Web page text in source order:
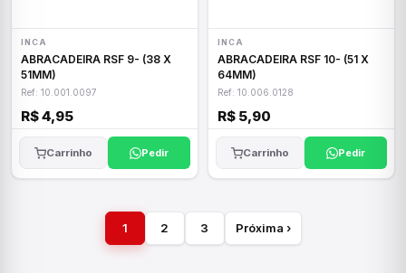
INCA
ABRACADEIRA RSF 9- (38 X
51MM)
Ref: 10.001.0097
R$ 4,95
Carrinho Pedir
INCA
ABRACADEIRA RSF 10- (51 X
64MM)
Ref: 10.006.0128
R$ 5,90
Carrinho Pedir
1 2 3 Próxima ›